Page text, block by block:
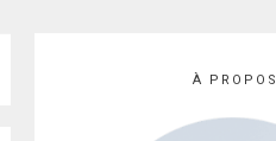
À PROPOS